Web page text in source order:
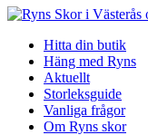
Hitta din butik
Häng med Ryns
Aktuellt
Storleksguide
Vanliga frågor
Om Ryns skor